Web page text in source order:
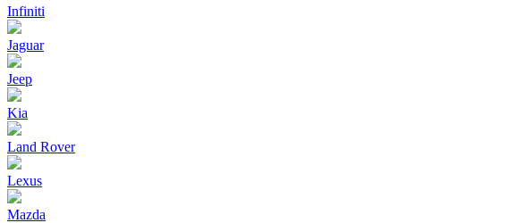
Infiniti
Jaguar
Jeep
Kia
Land Rover
Lexus
Mazda